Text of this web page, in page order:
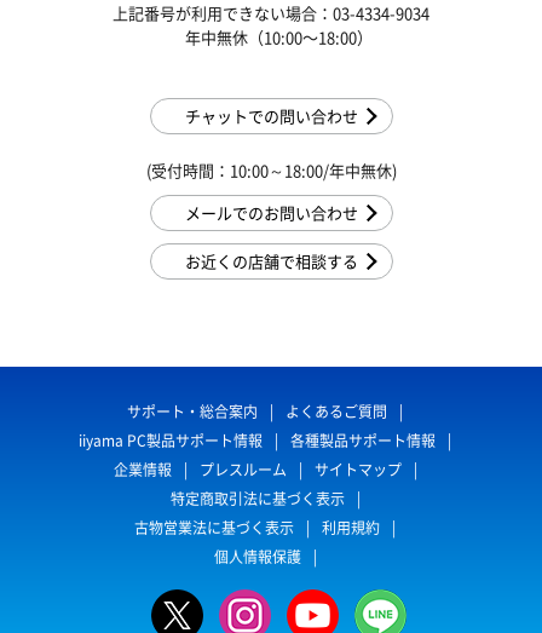
上記番号が利用できない場合：03-4334-9034
年中無休（10:00〜18:00）
チャットでの問い合わせ
(受付時間：10:00～18:00/年中無休)
メールでのお問い合わせ
お近くの店舗で相談する
サポート・総合案内
よくあるご質問
iiyama PC製品サポート情報
各種製品サポート情報
企業情報
プレスルーム
サイトマップ
特定商取引法に基づく表示
古物営業法に基づく表示
利用規約
個人情報保護